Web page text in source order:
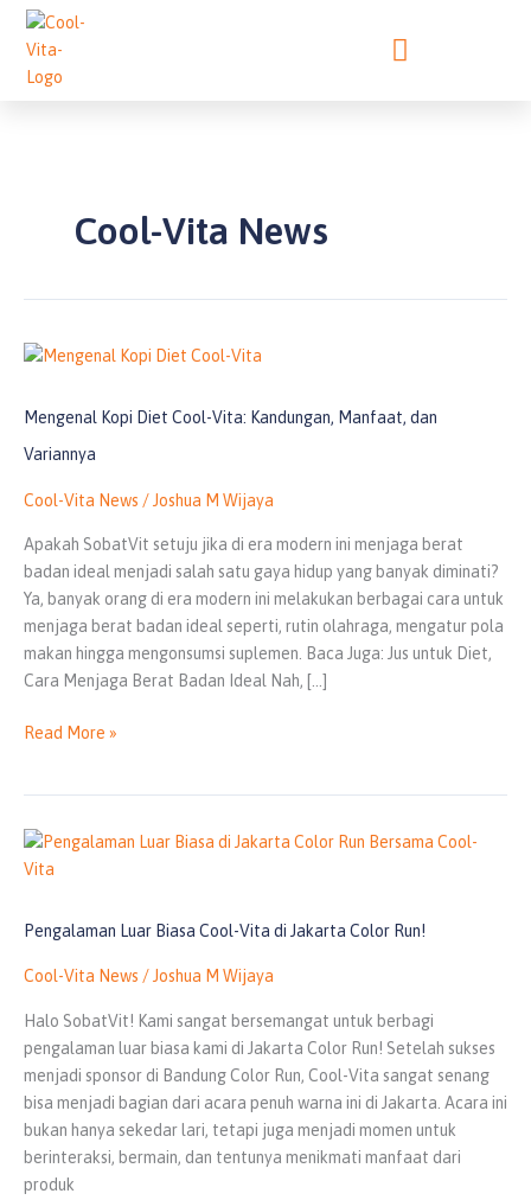
Lewati
konten
Cool-Vita News
Mengenal Kopi Diet Cool-Vita: Kandungan, Manfaat, dan
Variannya
Cool-Vita News / Joshua M Wijaya
Apakah SobatVit setuju jika di era modern ini menjaga berat
badan ideal menjadi salah satu gaya hidup yang banyak diminati?
Ya, banyak orang di era modern ini melakukan berbagai cara untuk
menjaga berat badan ideal seperti, rutin olahraga, mengatur pola
makan hingga mengonsumsi suplemen. Baca Juga: Jus untuk Diet,
Cara Menjaga Berat Badan Ideal Nah, […]
Mengenal
Diet
Vita:
Kandungan,
dan
Variannya
Read More »
Pengalaman Luar Biasa Cool-Vita di Jakarta Color Run!
Cool-Vita News /Joshua M Wijaya
Halo SobatVit! Kami sangat bersemangat untuk berbagi
pengalaman luar biasa kami di Jakarta Color Run! Setelah sukses
menjadi sponsor di Bandung Color Run, Cool-Vita sangat senang
bisa menjadi bagian dari acara penuh warna ini di Jakarta. Acara ini
bukan hanya sekedar lari, tetapi juga menjadi momen untuk
berinteraksi, bermain, dan tentunya menikmati manfaat dari
produk
Pengalaman
Luar
Cool-
di
Color
Run!